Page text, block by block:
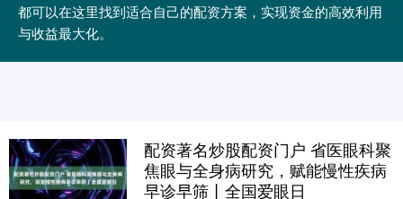
都可以在这里找到适合自己的配资方案，实现资金的高效利用
与收益最大化。
配资著名炒股配资门户 省医眼科聚
焦眼与全身病研究，赋能慢性疾病
早诊早筛丨全国爱眼日